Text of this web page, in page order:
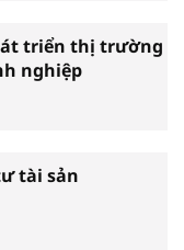
triển thị trường
nghiệp
tài sản